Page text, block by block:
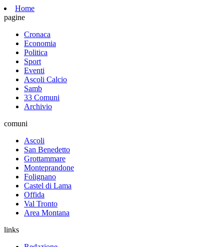
Home
pagine
Cronaca
Economia
Politica
Sport
Eventi
Ascoli Calcio
Samb
33 Comuni
Archivio
comuni
Ascoli
San Benedetto
Grottammare
Monteprandone
Folignano
Castel di Lama
Offida
Val Tronto
Area Montana
links